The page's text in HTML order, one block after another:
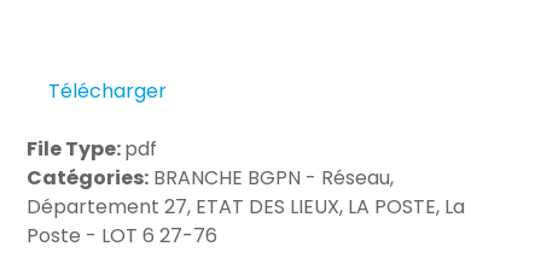
Télécharger
File Type:pdf
Catégories: BRANCHE BGPN - Réseau,
Département 27, ETAT DES LIEUX, LA POSTE, La
Poste - LOT 6 27-76